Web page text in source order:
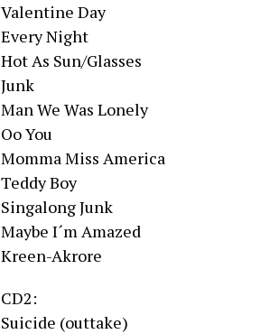
Valentine Day
Every Night
Hot As Sun/Glasses
Junk
Man We Was Lonely
Oo You
Momma Miss America
Teddy Boy
Singalong Junk
Maybe I´m Amazed
Kreen-Akrore
CD2:
Suicide (outtake)